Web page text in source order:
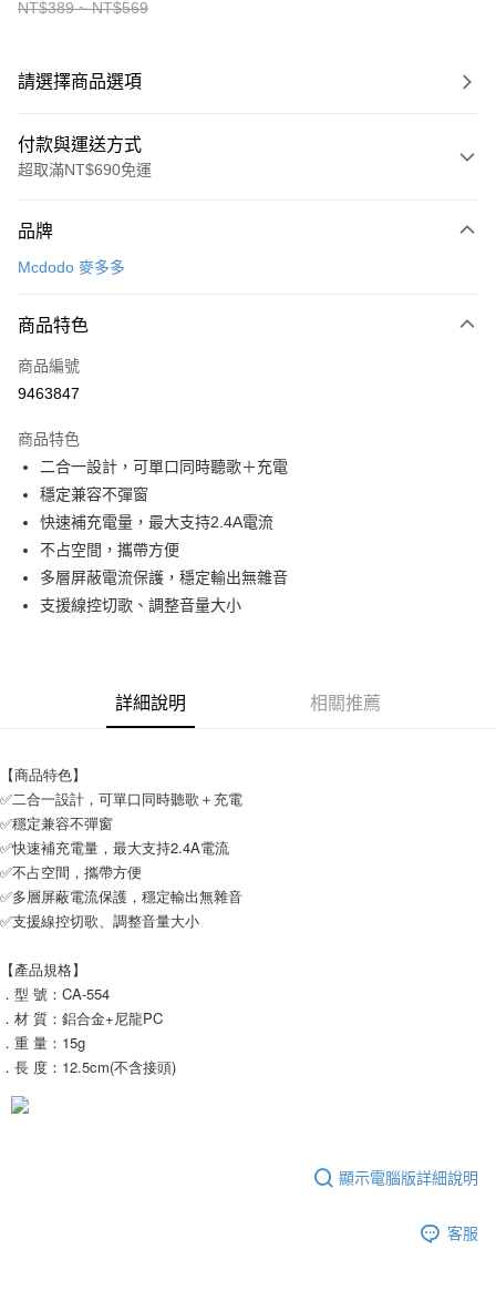
NT$389 ~ NT$569
請選擇商品選項
付款與運送方式
超取滿NT$690免運
信用卡一次付款
LINE Pay
Apple Pay
悠遊付
ATM付款
運送方式
全家取貨付款
每筆NT$65，滿NT$690(含以上)免運費
7-11取貨付款
付款後7-11取貨
每筆NT$65，滿NT$690(含以上)免運費
宅配
每筆NT$100，滿NT$990(含以上)免運費
品牌
Mcdodo 麥多多
商品特色
商品編號
9463847
商品特色
二合一設計，可單口同時聽歌＋充電
穩定兼容不彈窗
快速補充電量，最大支持2.4A電流
不占空間，攜帶方便
多層屏蔽電流保護，穩定輸出無雜音
支援線控切歌、調整音量大小
詳細說明 相關推薦
【商品特色】
✅二合一設計，可單口同時聽歌＋充電
✅穩定兼容不彈窗
✅快速補充電量，最大支持2.4A電流
✅不占空間，攜帶方便
✅多層屏蔽電流保護，穩定輸出無雜音
✅支援線控切歌、調整音量大小
【產品規格】
．型 號：CA-554
．材 質：鋁合金+尼龍PC
．重 量：15g
．長 度：12.5cm(不含接頭)
顯示電腦版詳細說明
客服